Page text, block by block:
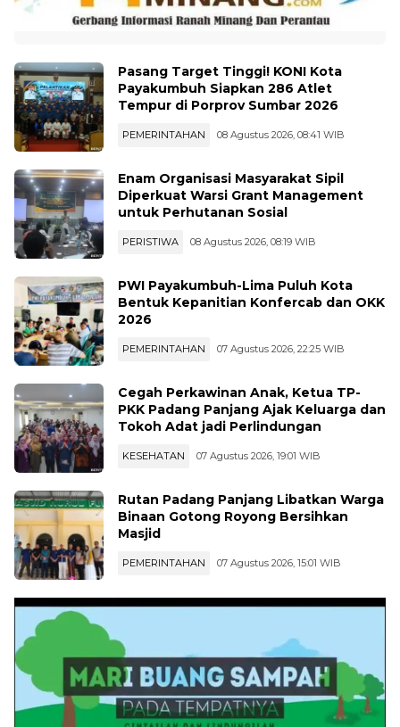
Pasang Target Tinggi! KONI Kota
Payakumbuh Siapkan 286 Atlet
Tempur di Porprov Sumbar 2026
PEMERINTAHAN 08 Agustus 2026, 08:41 WIB
Enam Organisasi Masyarakat Sipil
Diperkuat Warsi Grant Management
untuk Perhutanan Sosial
PERISTIWA 08 Agustus 2026, 08:19 WIB
PWI Payakumbuh-Lima Puluh Kota
Bentuk Kepanitian Konfercab dan OKK
2026
PEMERINTAHAN 07 Agustus 2026, 22:25 WIB
Cegah Perkawinan Anak, Ketua TP-
PKK Padang Panjang Ajak Keluarga dan
Tokoh Adat jadi Perlindungan
KESEHATAN 07 Agustus 2026, 19:01 WIB
Rutan Padang Panjang Libatkan Warga
Binaan Gotong Royong Bersihkan
Masjid
PEMERINTAHAN 07 Agustus 2026, 15:01 WIB